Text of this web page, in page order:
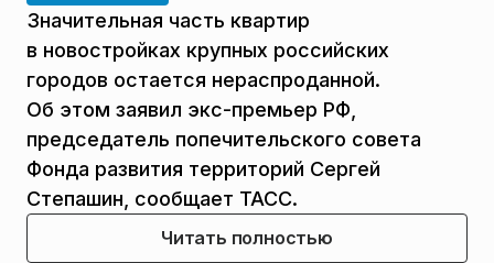
Значительная часть квартир
в новостройках крупных российских
городов остается нераспроданной.
Об этом заявил экс-премьер РФ,
председатель попечительского совета
Фонда развития территорий Сергей
Степашин, сообщает ТАСС.
Читать полностью